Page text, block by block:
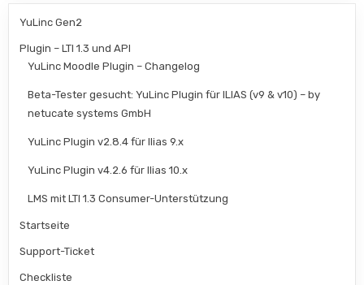
YuLinc Gen2
Plugin – LTI 1.3 und API
YuLinc Moodle Plugin – Changelog
Beta-Tester gesucht: YuLinc Plugin für ILIAS (v9 & v10) – by
netucate systems GmbH
YuLinc Plugin v2.8.4 für Ilias 9.x
YuLinc Plugin v4.2.6 für Ilias 10.x
LMS mit LTI 1.3 Consumer-Unterstützung
Startseite
Support-Ticket
Checkliste